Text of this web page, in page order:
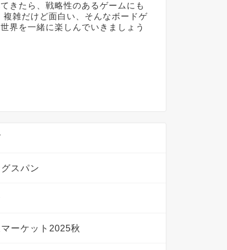
きたら、戦略性のあるゲームにも
複雑だけど面白い、そんなボードゲ
界を一緒に楽しんでいきましょう
スパン
ーケット2025秋